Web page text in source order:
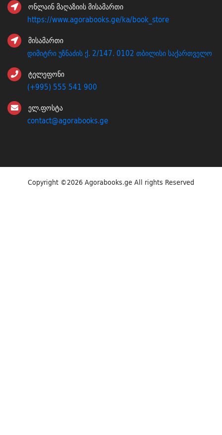
ონლაინ მაღაზიის მისამართი
https://www.agorabooks.ge/ka/book_store
მისამართი
დიმიტრი უზნაძის ქ. 2/147. 0102 თბილისი საქართველო
ტელეფონი
(+995) 555 541 900
ელ.ფოსტა
contact@agorabooks.ge
Copyright ©2026 Agorabooks.ge All rights Reserved